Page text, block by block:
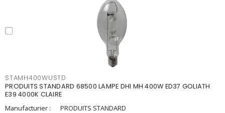
STAMH400WUSTD
PRODUITS STANDARD 68500 LAMPE DHI MH 400W ED37 GOLIATH
E39 4000K CLAIRE
Manufacturier :
PRODUITS STANDARD